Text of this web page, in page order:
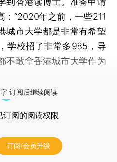
：“2020年之前，一些211
城市大学都是非常有希望
学校招了非常多985，导
不敢拿香港城市大学作为
订阅后继续阅读
订阅的阅读权限
订阅/会员升级